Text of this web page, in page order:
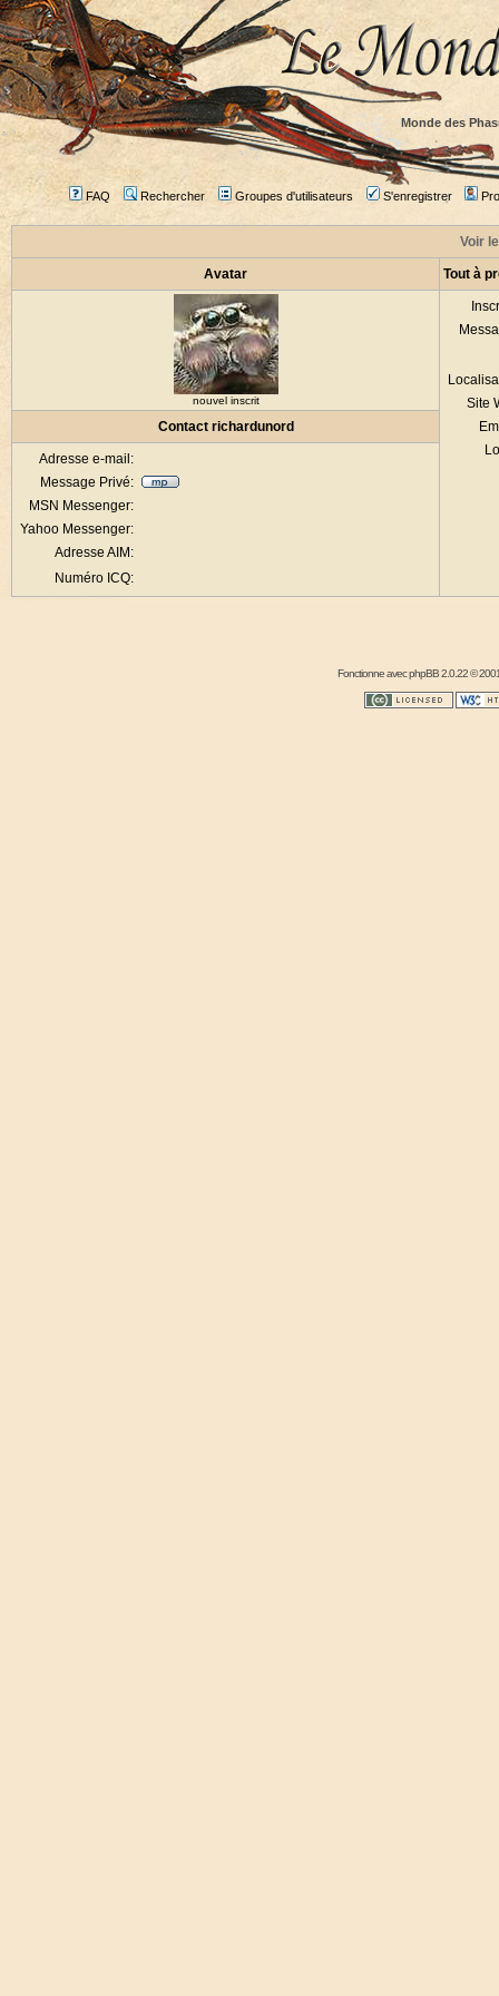
Monde des
FAQ Rechercher Groupes d'utilisateurs S'enregistrer
Voir
Avatar Tout à
nouvel inscrit
Site
Contact richardunord
Adresse e-mail:
Message Privé:
MSN Messenger:
Yahoo Messenger:
Adresse AIM:
Numéro ICQ:
Fonctionne avecphpBB2.0.22 ©